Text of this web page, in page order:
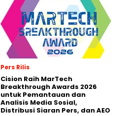
Pers Rilis
Cision Raih MarTech
Breakthrough Awards 2026
untuk Pemantauan dan
Analisis Media Sosial,
Distribusi Siaran Pers, dan AEO